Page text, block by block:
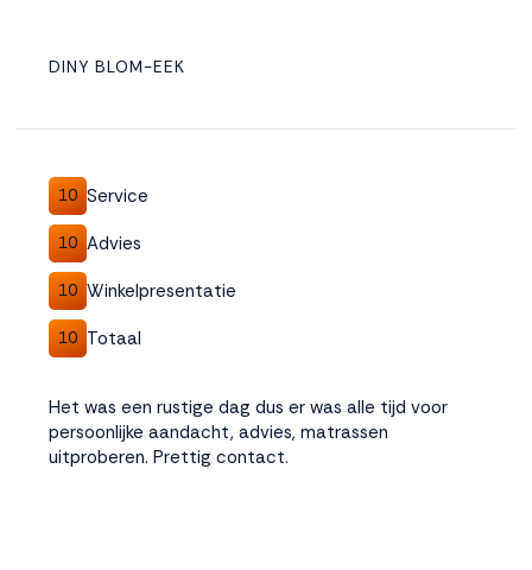
DINY BLOM-EEK
10 Service
10 Advies
10 Winkelpresentatie
10 Totaal
Het was een rustige dag dus er was alle tijd voor
persoonlijke aandacht, advies, matrassen
uitproberen. Prettig contact.